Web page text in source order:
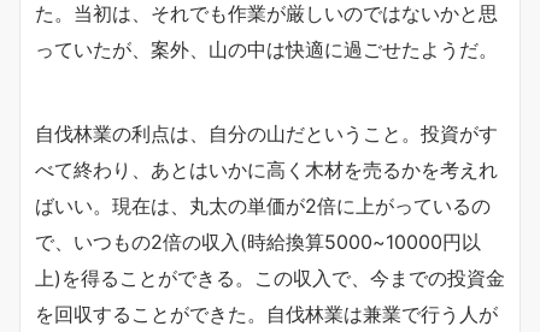
た。当初は、それでも作業が厳しいのではないかと思
っていたが、案外、山の中は快適に過ごせたようだ。
自伐林業の利点は、自分の山だということ。投資がす
べて終わり、あとはいかに高く木材を売るかを考えれ
ばいい。現在は、丸太の単価が2倍に上がっているの
で、いつもの2倍の収入(時給換算5000~10000円以
上)を得ることができる。この収入で、今までの投資金
を回収することができた。自伐林業は兼業で行う人が